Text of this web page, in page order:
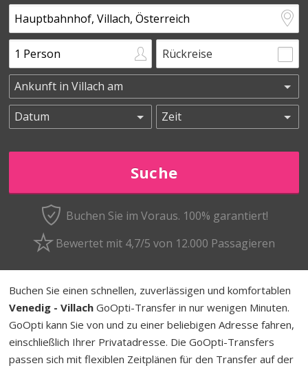
Rückreise
Buchen Sie im Voraus. 100% garantiert!
Bewertet mit 4,7/5 von 12.000 Passagieren
Buchen Sie einen schnellen, zuverlässigen und komfortablen
Venedig - Villach GoOpti-Transfer in nur wenigen Minuten.
GoOpti kann Sie von und zu einer beliebigen Adresse fahren,
einschließlich Ihrer Privatadresse. Die GoOpti-Transfers
passen sich mit flexiblen Zeitplänen für den Transfer auf der